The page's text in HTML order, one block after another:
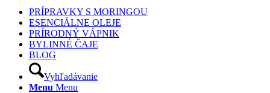
PRÍPRAVKY S MORINGOU
ESENCIÁLNE OLEJE
PRÍRODNÝ VÁPNIK
BYLINNÉ ČAJE
BLOG
Vyhľadávanie
Menu Menu